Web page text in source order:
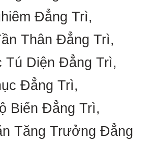
Đẳng Trì,
Thân Đẳng Trì,
Tú Diện Đẳng Trì,
Đẳng Trì,
Biến Đẳng Trì,
Tăng Trưởng Đẳng